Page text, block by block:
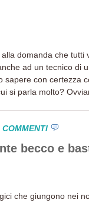
domanda che
ad un tecnico di
sapere con certezza
si parla molto?
COMMENTI
becco e
che giungono nei